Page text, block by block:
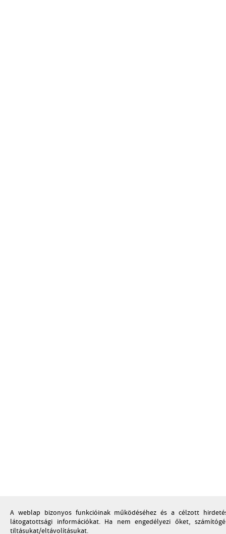
A weblap bizonyos funkcióinak működéséhez és a célzott
látogatottsági információkat. Ha nem engedélyezi őket,
tiltásukat/eltávolításukat.